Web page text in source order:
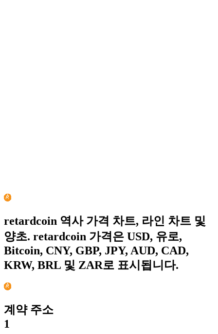
retardcoin 역사 가격 차트, 라인 차트 및
양초. retardcoin 가격은 USD, 유로,
Bitcoin, CNY, GBP, JPY, AUD, CAD,
KRW, BRL 및 ZAR로 표시됩니다.
계약 주소
1